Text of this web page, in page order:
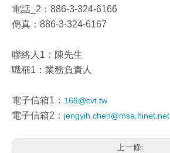
電話_2： 886-3-324-6166
傳真： 886-3-324-6167
聯絡人1：陳先生
職稱1：業務負責人
電子信箱1： 168@cvt.tw
電子信箱2： jengyih.chen@msa.hinet.net
上一條: